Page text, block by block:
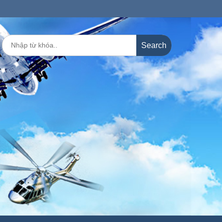
Search
for: